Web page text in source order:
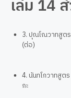
เล่ม 14
3. ปุณโณวาทสูต
(
4. นันทโกวาทสูต